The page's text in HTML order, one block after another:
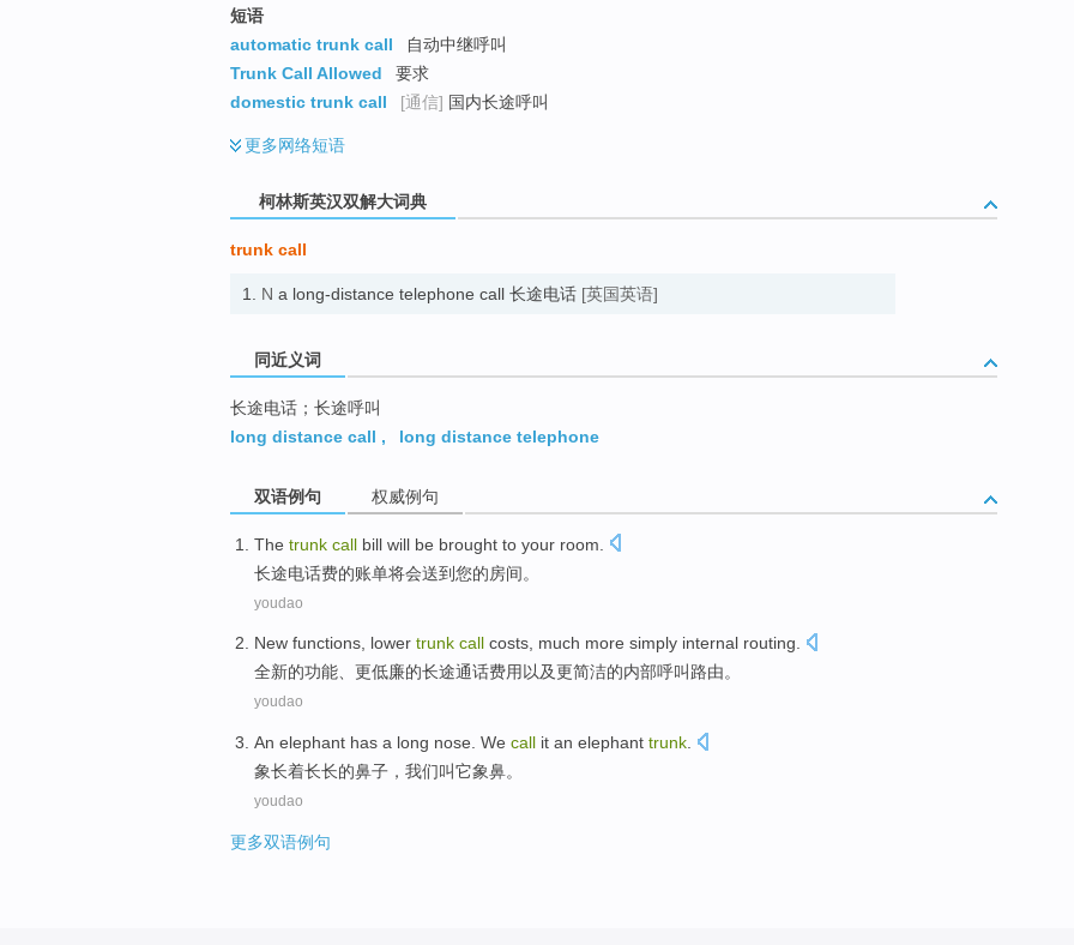
短语
automatic trunk call
自动中继呼叫
Trunk Call Allowed
要求
domestic trunk call
[通信] 国内长途呼叫
更多网络短语
柯林斯英汉双解大词典
trunk call
1. N a long-distance telephone call 长途电话 [英国英语]
同近义词
长途电话；长途呼叫
long distance call , long distance telephone
双语例句 权威例句
The trunk call bill will be brought to your room
长途电话费的账单将会送到您的房间。
youdao
New functions, lower trunk call costs, much more simply internal routing.
全新的功能、 更低廉的长途通话费用 以及更简洁的内部呼叫路由。
youdao
An elephant has a long nose We call it an elephant trunk
象长着长长的鼻子 ， 我们叫它象鼻。
youdao
更多双语例句